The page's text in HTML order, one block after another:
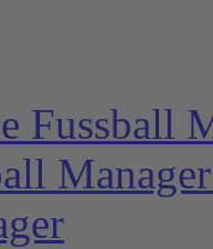
Fussball